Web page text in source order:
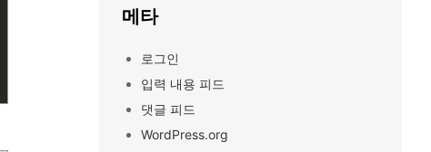
메타
로그인
입력 내용 피드
댓글 피드
WordPress.org